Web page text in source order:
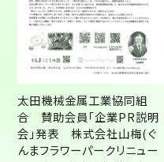
太田機械金属工業協同組
合 賛助会員「企業PR説明
会」発表 株式会社山梅(ぐ
んまフラワーパークリニュー